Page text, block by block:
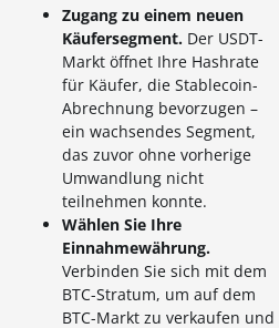
Zugang zu einem neuen
Käufersegment. Der USDT-
Markt öffnet Ihre Hashrate
für Käufer, die Stablecoin-
Abrechnung bevorzugen –
ein wachsendes Segment,
das zuvor ohne vorherige
Umwandlung nicht
teilnehmen konnte.
Wählen Sie Ihre
Einnahmewährung.
Verbinden Sie sich mit dem
BTC-Stratum, um auf dem
BTC-Markt zu verkaufen und